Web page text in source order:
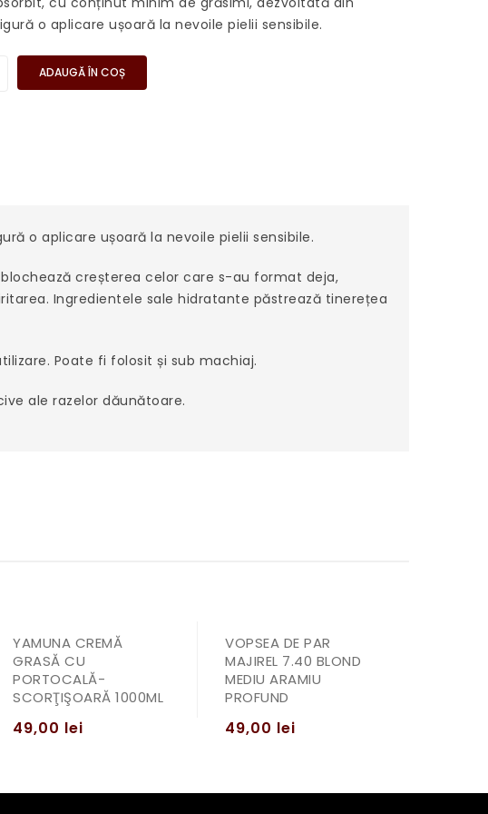
o aplicare ușoară la nevoile pielii sensibile.
ADAUGĂ ÎN COȘ
o aplicare ușoară la nevoile pielii sensibile.
creșterea celor care s-au format deja,
Ingredientele sale hidratante păstrează tinerețea
Poate fi folosit și sub machiaj.
ale razelor dăunătoare.
YAMUNA CREMĂ
GRASĂ CU
PORTOCALĂ-
SCORŢIŞOARĂ 1000ML
49,00 lei
VOPSEA DE PAR
MAJIREL 7.40 BLOND
MEDIU ARAMIU
PROFUND
49,00 lei